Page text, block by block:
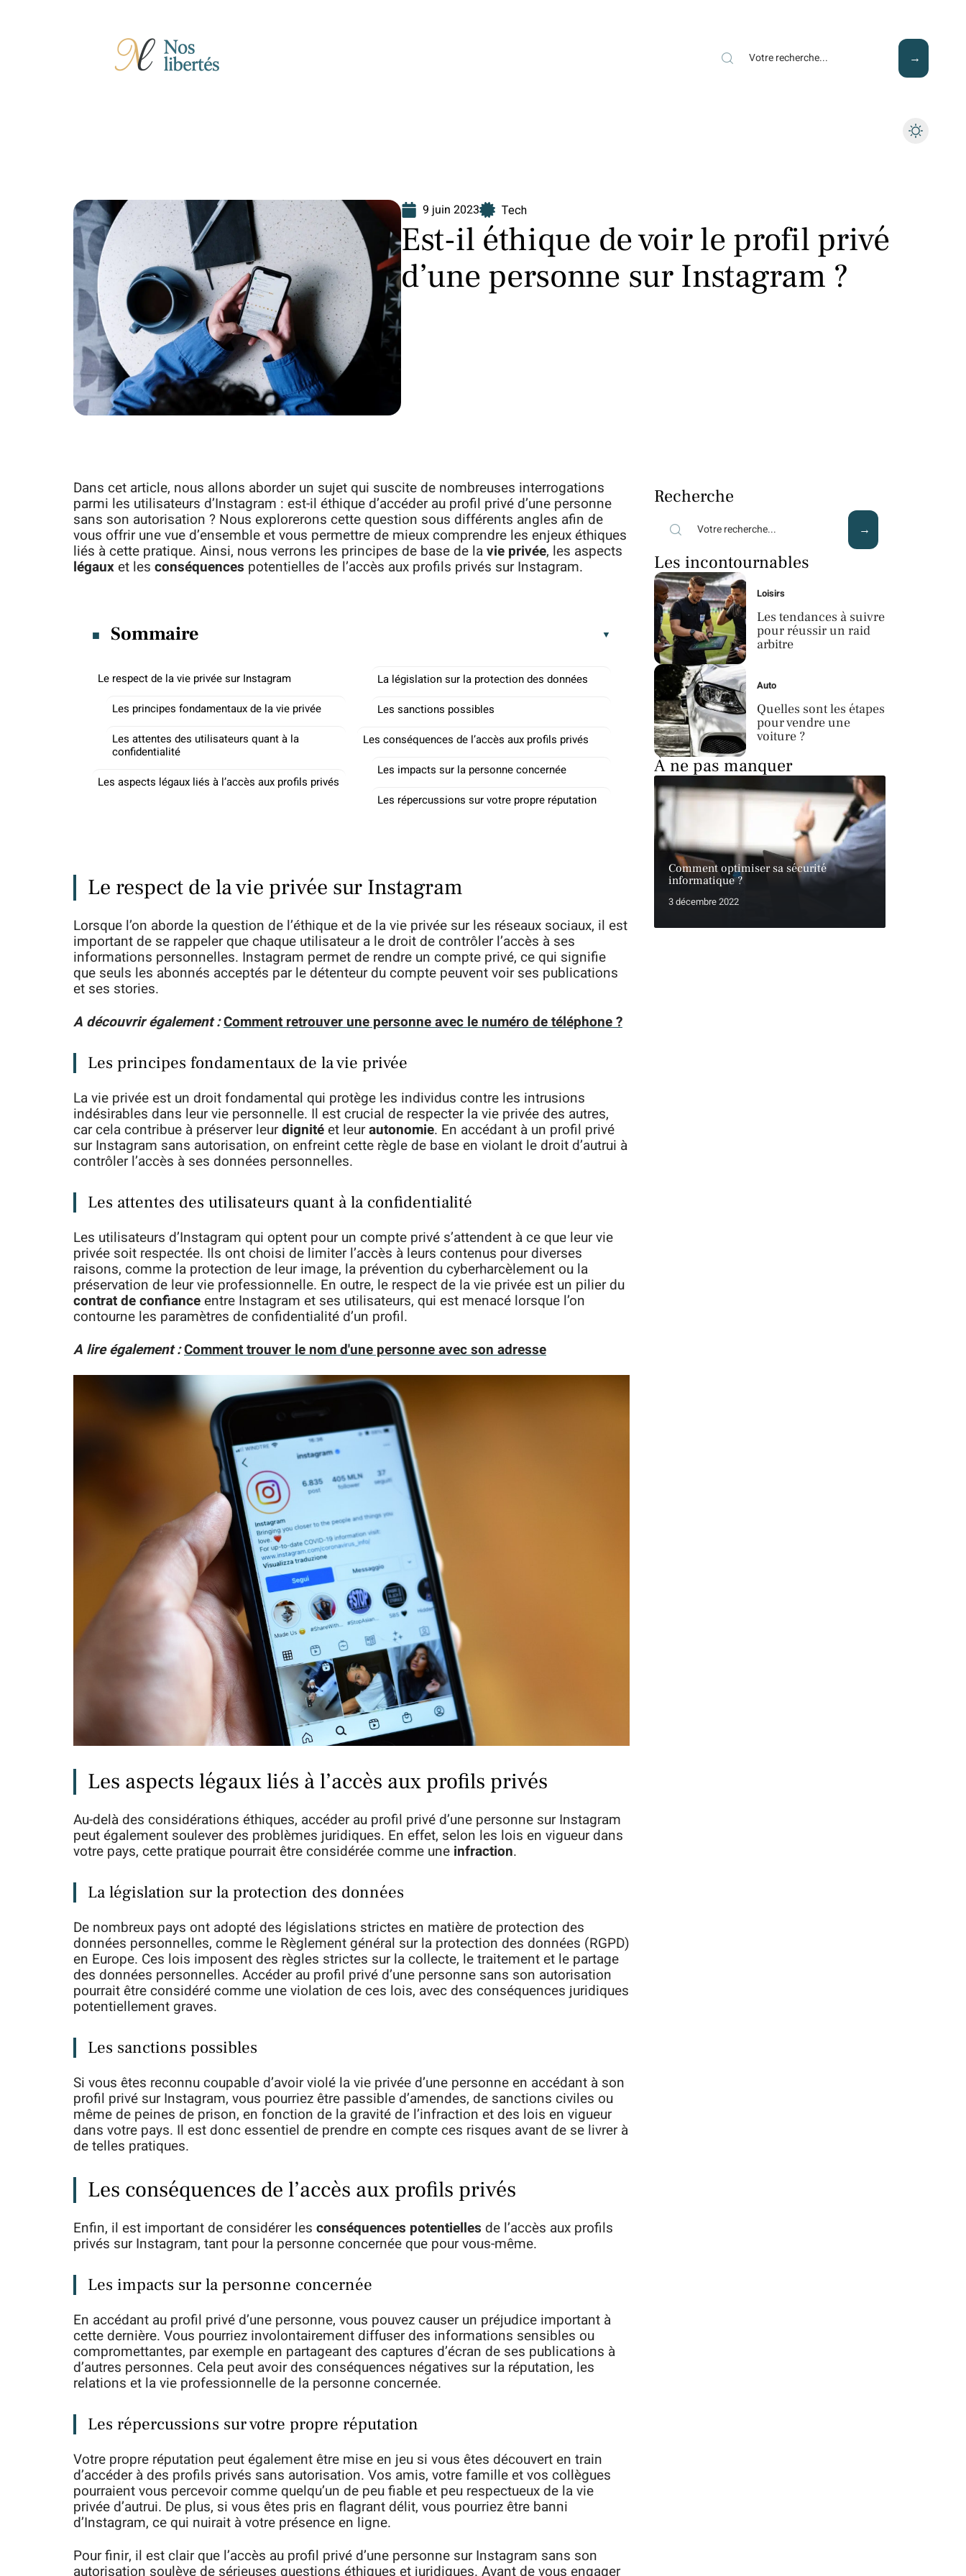
9 juin 2023 Tech
Est-il éthique de voir le profil privé
d’une personne sur Instagram ?
Dans cet article, nous allons aborder un sujet qui suscite de nombreuses interrogations
parmi les utilisateurs d’Instagram : est-il éthique d’accéder au profil privé d’une personne
sans son autorisation ? Nous explorerons cette question sous différents angles afin de
vous offrir une vue d’ensemble et vous permettre de mieux comprendre les enjeux éthiques
liés à cette pratique. Ainsi, nous verrons les principes de base de lavie privée, les aspects
légauxet les conséquences potentielles de l’accès aux profils privés sur Instagram.
Sommaire
Le respect de la vie privée sur Instagram
Les principes fondamentaux de la vie privée
Les attentes des utilisateurs quant à la
confidentialité
Les aspects légaux liés à l’accès aux profils privés
La législation sur la protection des données
Les sanctions possibles
Les conséquences de l’accès aux profils privés
Les impacts sur la personne concernée
Les répercussions sur votre propre réputation
Le respect de la vie privée sur Instagram
Lorsque l’on aborde la question de l’éthique et de la vie privée sur les réseaux sociaux, il est
important de se rappeler que chaque utilisateur a le droit de contrôler l’accès à ses
informations personnelles. Instagram permet de rendre un compte privé, ce qui signifie
que seuls les abonnés acceptés par le détenteur du compte peuvent voir ses publications
et ses stories.
A découvrir également :Comment retrouver une personne avec le numéro de téléphone ?
Les principes fondamentaux de la vie privée
La vie privée est un droit fondamental qui protège les individus contre les intrusions
indésirables dans leur vie personnelle. Il est crucial de respecter la vie privée des autres,
car cela contribue à préserver leurdignitéet leurautonomie. En accédant à un profil privé
sur Instagram sans autorisation, on enfreint cette règle de base en violant le droit d’autrui à
contrôler l’accès à ses données personnelles.
Les attentes des utilisateurs quant à la confidentialité
Les utilisateurs d’Instagram qui optent pour un compte privé s’attendent à ce que leur vie
privée soit respectée. Ils ont choisi de limiter l’accès à leurs contenus pour diverses
raisons, comme la protection de leur image, la prévention du cyberharcèlement ou la
préservation de leur vie professionnelle. En outre, le respect de la vie privée est un pilier du
contrat de confianceentre Instagram et ses utilisateurs, qui est menacé lorsque l’on
contourne les paramètres de confidentialité d’un profil.
A lire également :Comment trouver le nom d'une personne avec son adresse
Les aspects légaux liés à l’accès aux profils privés
Au-delà des considérations éthiques, accéder au profil privé d’une personne sur Instagram
peut également soulever des problèmes juridiques. En effet, selon les lois en vigueur dans
votre pays, cette pratique pourrait être considérée comme une infraction.
La législation sur la protection des données
De nombreux pays ont adopté des législations strictes en matière de protection des
données personnelles, comme le Règlement général sur la protection des données (RGPD)
en Europe. Ces lois imposent des règles strictes sur la collecte, le traitement et le partage
des données personnelles. Accéder au profil privé d’une personne sans son autorisation
pourrait être considéré comme une violation de ces lois, avec des conséquences juridiques
potentiellement graves.
Les sanctions possibles
Si vous êtes reconnu coupable d’avoir violé la vie privée d’une personne en accédant à son
profil privé sur Instagram, vous pourriez être passible d’amendes, de sanctions civiles ou
même de peines de prison, en fonction de la gravité de l’infraction et des lois en vigueur
dans votre pays. Il est donc essentiel de prendre en compte ces risques avant de se livrer à
de telles pratiques.
Les conséquences de l’accès aux profils privés
Enfin, il est important de considérer les conséquences potentielles de l’accès aux profils
privés sur Instagram, tant pour la personne concernée que pour vous-même.
Les impacts sur la personne concernée
En accédant au profil privé d’une personne, vous pouvez causer un préjudice important à
cette dernière. Vous pourriez involontairement diffuser des informations sensibles ou
compromettantes, par exemple en partageant des captures d’écran de ses publications à
d’autres personnes. Cela peut avoir des conséquences négatives sur la réputation, les
relations et la vie professionnelle de la personne concernée.
Les répercussions sur votre propre réputation
Votre propre réputation peut également être mise en jeu si vous êtes découvert en train
d’accéder à des profils privés sans autorisation. Vos amis, votre famille et vos collègues
pourraient vous percevoir comme quelqu’un de peu fiable et peu respectueux de la vie
privée d’autrui. De plus, si vous êtes pris en flagrant délit, vous pourriez être banni
d’Instagram, ce qui nuirait à votre présence en ligne.
Pour finir, il est clair que l’accès au profil privé d’une personne sur Instagram sans son
autorisation soulève de sérieuses questions éthiques et juridiques. Avant de vous engager
Recherche
Les incontournables
Loisirs
Les tendances à suivre
pour réussir un raid
arbitre
Auto
Quelles sont les étapes
pour vendre une
voiture ?
À ne pas manquer
Comment optimiser sa sécurité
informatique ?
3 décembre 2022